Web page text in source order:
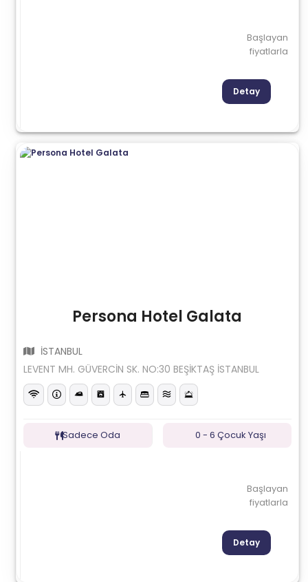
Başlayan
fiyatlarla
Detay
Persona Hotel Galata
İSTANBUL
LEVENT MH. GÜVERCİN SK. NO:30 BEŞİKTAŞ İSTANBUL
Sadece Oda 0 - 6 Çocuk Yaşı
Başlayan
fiyatlarla
Detay